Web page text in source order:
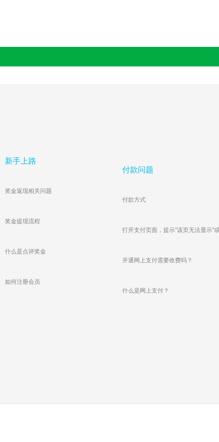
玩转独家优质服务
新手上路
奖金返现相关问题
奖金提现流程
什么是点评奖金
如何注册会员
付款问题
付款方式
打开支付页面，提示”该页无法显示”
开通网上支付需要收费吗？
什么是网上支付？